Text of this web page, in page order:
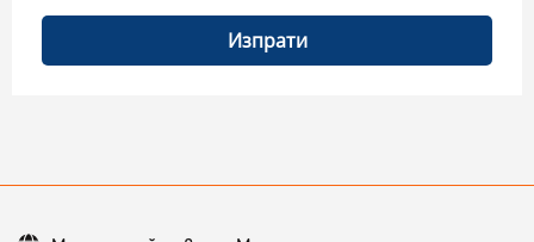
Изпрати